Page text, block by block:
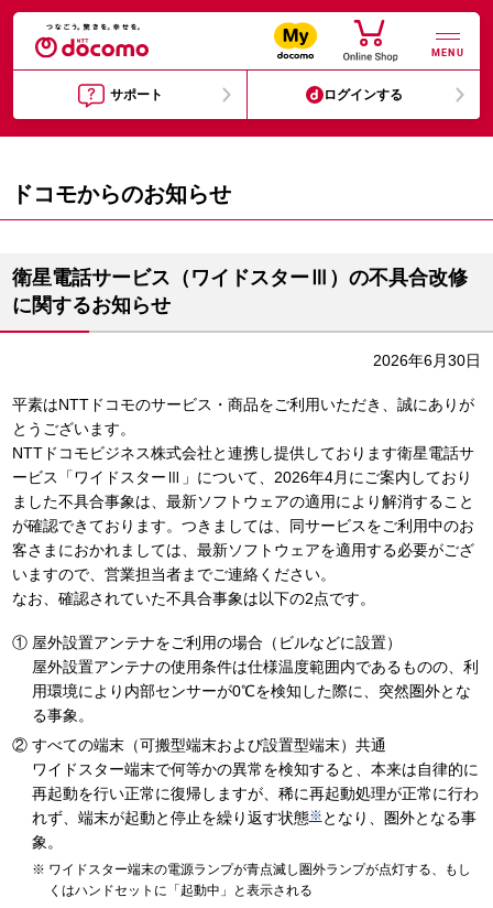
MENU
サポート ログインする
ドコモからのお知らせ
衛星電話サービス（ワイドスターⅢ）の不具合改修
に関するお知らせ
2026年6月30日
平素はNTTドコモのサービス・商品をご利用いただき、誠にありが
とうございます。
NTTドコモビジネス株式会社と連携し提供しております衛星電話サ
ービス「ワイドスターⅢ」について、2026年4月にご案内しており
ました不具合事象は、最新ソフトウェアの適用により解消すること
が確認できております。つきましては、同サービスをご利用中のお
客さまにおかれましては、最新ソフトウェアを適用する必要がござ
いますので、営業担当者までご連絡ください。
なお、確認されていた不具合事象は以下の2点です。
屋外設置アンテナをご利用の場合（ビルなどに設置）
屋外設置アンテナの使用条件は仕様温度範囲内であるものの、利
用環境により内部センサーが0℃を検知した際に、突然圏外とな
る事象。
すべての端末（可搬型端末および設置型端末）共通
ワイドスター端末で何等かの異常を検知すると、本来は自律的に
再起動を行い正常に復帰しますが、稀に再起動処理が正常に行わ
れず、端末が起動と停止を繰り返す状態※となり、圏外となる事
象。
ワイドスター端末の電源ランプが青点滅し圏外ランプが点灯する、もし
くはハンドセットに「起動中」と表示される